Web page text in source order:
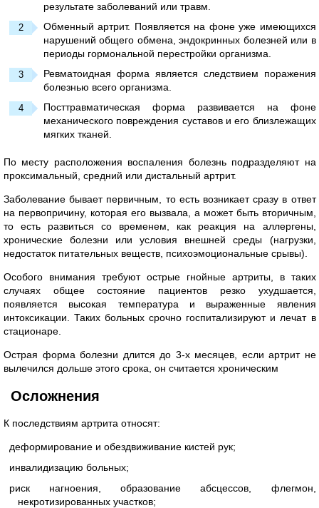
результате заболеваний или травм.
Обменный артрит. Появляется на фоне уже имеющихся
нарушений общего обмена, эндокринных болезней или в
периоды гормональной перестройки организма.
Ревматоидная форма является следствием поражения
болезнью всего организма.
Посттравматическая форма развивается на фоне
механического повреждения суставов и его близлежащих
мягких тканей.
По месту расположения воспаления болезнь подразделяют на
проксимальный, средний или дистальный артрит.
Заболевание бывает первичным, то есть возникает сразу в ответ
на первопричину, которая его вызвала, а может быть вторичным,
то есть развиться со временем, как реакция на аллергены,
хронические болезни или условия внешней среды (нагрузки,
недостаток питательных веществ, психоэмоциональные срывы).
Особого внимания требуют острые гнойные артриты, в таких
случаях общее состояние пациентов резко ухудшается,
появляется высокая температура и выраженные явления
интоксикации. Таких больных срочно госпитализируют и лечат в
стационаре.
Острая форма болезни длится до 3-х месяцев, если артрит не
вылечился дольше этого срока, он считается хроническим
Осложнения
К последствиям артрита относят:
деформирование и обездвиживание кистей рук;
инвалидизацию больных;
риск нагноения, образование абсцессов, флегмон,
некротизированных участков;